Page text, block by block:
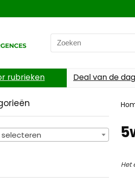
Search
for:
rubrieken Deal van de dag
Het